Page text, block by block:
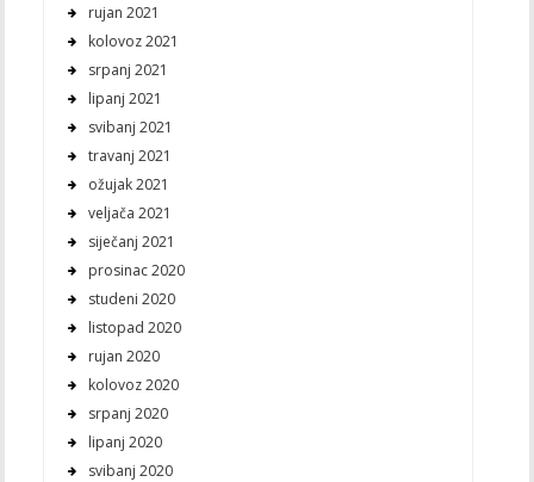
rujan 2021
kolovoz 2021
srpanj 2021
lipanj 2021
svibanj 2021
travanj 2021
ožujak 2021
veljača 2021
siječanj 2021
prosinac 2020
studeni 2020
listopad 2020
rujan 2020
kolovoz 2020
srpanj 2020
lipanj 2020
svibanj 2020